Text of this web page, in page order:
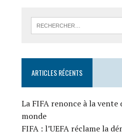
ARTICLES RÉCENTS
La FIFA renonce à la vente
monde
FIFA : l’UEFA réclame la